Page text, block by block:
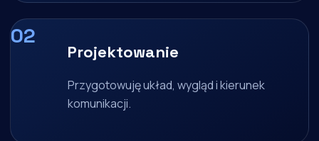
Projektowanie
Przygotowuję układ, wygląd i kierunek
komunikacji.